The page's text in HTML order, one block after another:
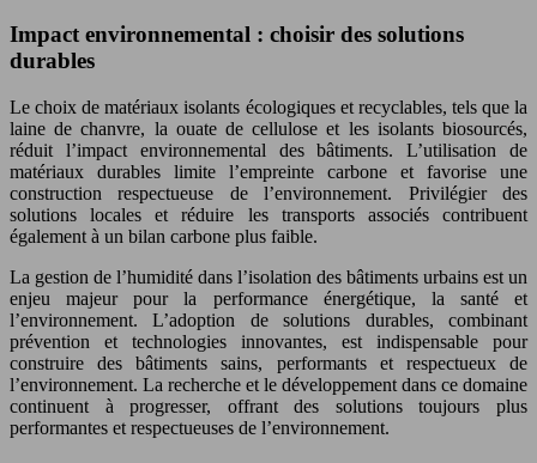
Impact environnemental : choisir des solutions
durables
Le choix de matériaux isolants écologiques et recyclables, tels que la
laine de chanvre, la ouate de cellulose et les isolants biosourcés,
réduit l’impact environnemental des bâtiments. L’utilisation de
matériaux durables limite l’empreinte carbone et favorise une
construction respectueuse de l’environnement. Privilégier des
solutions locales et réduire les transports associés contribuent
également à un bilan carbone plus faible.
La gestion de l’humidité dans l’isolation des bâtiments urbains est un
enjeu majeur pour la performance énergétique, la santé et
l’environnement. L’adoption de solutions durables, combinant
prévention et technologies innovantes, est indispensable pour
construire des bâtiments sains, performants et respectueux de
l’environnement. La recherche et le développement dans ce domaine
continuent à progresser, offrant des solutions toujours plus
performantes et respectueuses de l’environnement.